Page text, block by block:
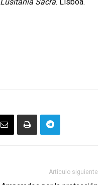
Artículo siguiente